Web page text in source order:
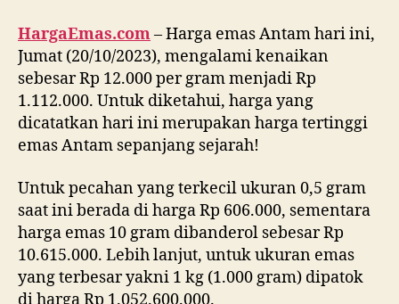
HargaEmas.com– Harga emas Antam hari ini,
Jumat (20/10/2023), mengalami kenaikan
sebesar Rp 12.000 per gram menjadi Rp
1.112.000. Untuk diketahui, harga yang
dicatatkan hari ini merupakan harga tertinggi
emas Antam sepanjang sejarah!
Untuk pecahan yang terkecil ukuran 0,5 gram
saat ini berada di harga Rp 606.000, sementara
harga emas 10 gram dibanderol sebesar Rp
10.615.000. Lebih lanjut, untuk ukuran emas
yang terbesar yakni 1 kg (1.000 gram) dipatok
di harga Rp 1.052.600.000.